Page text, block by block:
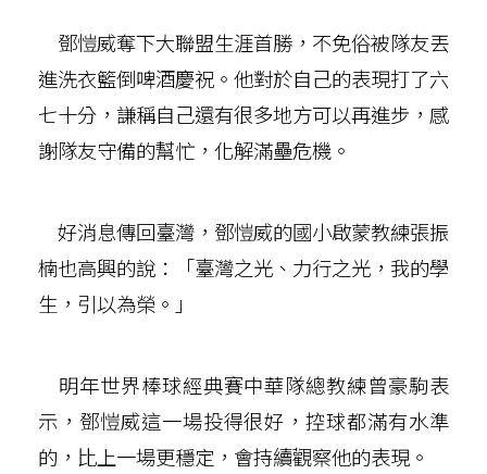
鄧愷威奪下大聯盟生涯首勝，不免俗被隊友丟
進洗衣籃倒啤酒慶祝。他對於自己的表現打了六
七十分，謙稱自己還有很多地方可以再進步，感
謝隊友守備的幫忙，化解滿壘危機。
好消息傳回臺灣，鄧愷威的國小啟蒙教練張振
楠也高興的說：「臺灣之光、力行之光，我的學
生，引以為榮。」
明年世界棒球經典賽中華隊總教練曾豪駒表
示，鄧愷威這一場投得很好，控球都滿有水準
的，比上一場更穩定，會持續觀察他的表現。